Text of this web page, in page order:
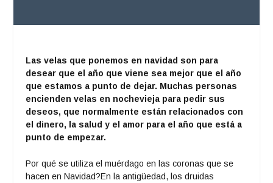
Las velas que ponemos en navidad son para
desear que el año que viene sea mejor que el año
que estamos a punto de dejar. Muchas personas
encienden velas en nochevieja para pedir sus
deseos, que normalmente están relacionados con
el dinero, la salud y el amor para el año que está a
punto de empezar.
Por qué se utiliza el muérdago en las coronas que se
hacen en Navidad?En la antigüedad, los druidas